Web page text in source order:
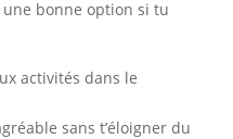
une bonne option si tu
activités dans le
sans t’éloigner du